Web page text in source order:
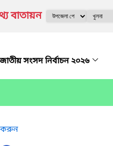
বাতায়ন
সংসদ নির্বাচন ২০২৬
করুন